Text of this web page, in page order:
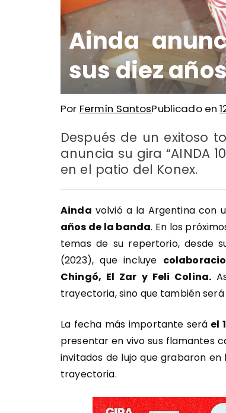
Ainda
sus diez
Por Fermín SantosPublicado en
Después de un exitoso
anuncia su gira “AINDA
en el patio del Konex.
Ainda volvió a la Argentina con
años de la banda. En los
temas de su repertorio, desde
(2023), que incluye
Chingó, El Zar y Feli Colina.
trayectoria, sino que también
La fecha más importante será el
presentar en vivo sus flamantes
invitados de lujo que grabaron
trayectoria.